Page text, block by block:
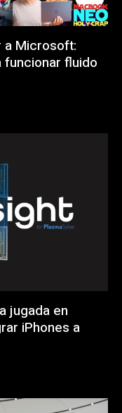
a Microsoft:
funcionar fluido
jugada en
iPhones a